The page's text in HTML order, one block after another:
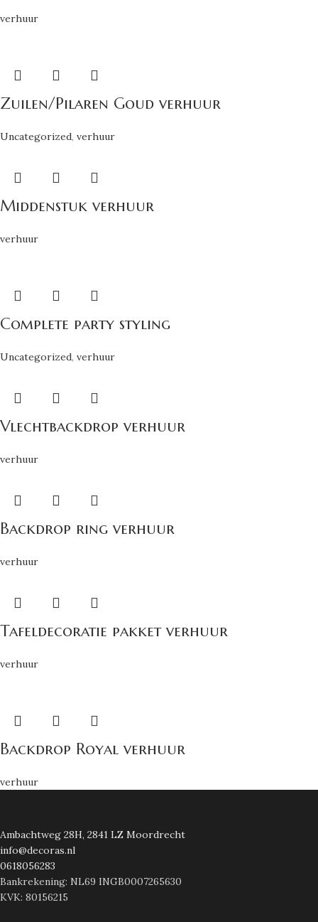
verhuur
Zuilen/Pilaren Goud verhuur
Uncategorized, verhuur
Middenstuk verhuur
verhuur
Complete party styling
Uncategorized, verhuur
Vlechtbackdrop verhuur
verhuur
Backdrop ring verhuur
verhuur
Tafeldecoratie pakket verhuur
verhuur
Backdrop Royal verhuur
verhuur
Ambachtweg 28H, 2841 LZ Moordrecht
info@decoras.nl
0618056283
Bankrekening: NL69 INGB0007265630
KVK: 80156215